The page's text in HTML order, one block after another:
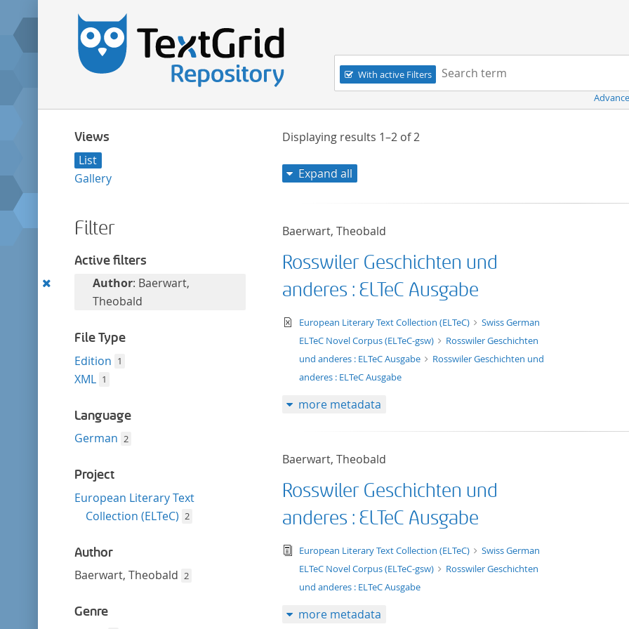
Navigation
With active Filters
Search term:
Views
List
Gallery
Filter
Active filters
RemoveAuthor: Baerwart,
Theobald
File Type
Edition 1
XML 1
Language
German 2
Project
European Literary Text
Collection (ELTeC) 2
Author
Baerwart, Theobald 2
Genre
Displaying results 1–2of2
Expand all
Baerwart, Theobald
Rosswiler Geschichten und
anderes : ELTeC Ausgabe
text/xml
European Literary Text Collection (ELTeC)
Swiss German
ELTeC Novel Corpus (ELTeC-gsw)
Rosswiler Geschichten
und anderes : ELTeC Ausgabe
Rosswiler Geschichten und
anderes : ELTeC Ausgabe
more metadata
Baerwart, Theobald
Rosswiler Geschichten und
anderes : ELTeC Ausgabe
text/tg.edition+tg.aggregation+xml
European Literary Text Collection (ELTeC)
Swiss German
ELTeC Novel Corpus (ELTeC-gsw)
Rosswiler Geschichten
und anderes : ELTeC Ausgabe
more metadata